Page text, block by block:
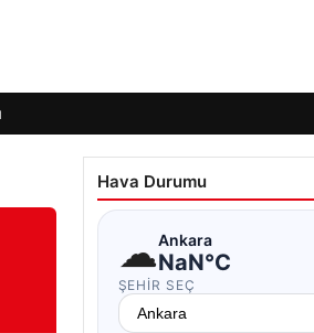
Hava Durumu
☁Ankara
NaN°C
ŞEHIR SEÇ